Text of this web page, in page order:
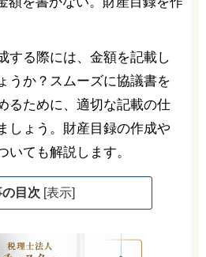
する際には、金額を記載し
うか？スムーズに協議書を
るために、適切な記載の仕
しょう。財産目録の作成や
いても解説します。
目次 [表示]